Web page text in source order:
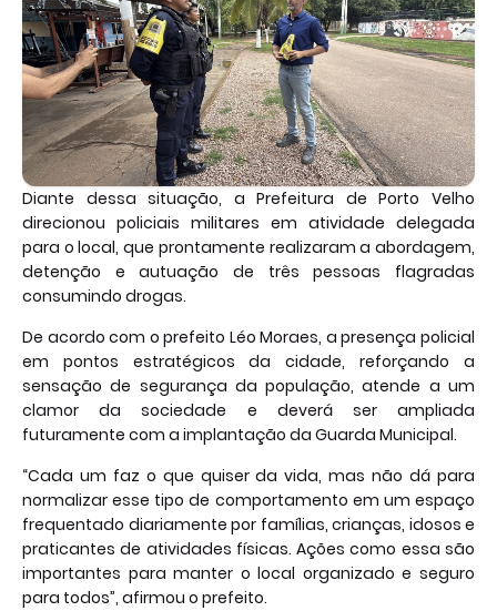
Diante dessa situação, a Prefeitura de Porto Velho
direcionou policiais militares em atividade delegada
para o local, que prontamente realizaram a abordagem,
detenção e autuação de três pessoas flagradas
consumindo drogas.
De acordo com o prefeito Léo Moraes, a presença policial
em pontos estratégicos da cidade, reforçando a
sensação de segurança da população, atende a um
clamor da sociedade e deverá ser ampliada
futuramente com a implantação da Guarda Municipal.
“Cada um faz o que quiser da vida, mas não dá para
normalizar esse tipo de comportamento em um espaço
frequentado diariamente por famílias, crianças, idosos e
praticantes de atividades físicas. Ações como essa são
importantes para manter o local organizado e seguro
para todos”, afirmou o prefeito.